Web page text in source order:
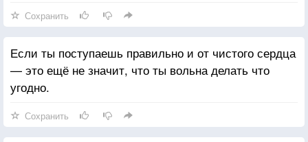
Сохранить
Если ты поступаешь правильно и от чистого сердца
— это ещё не значит, что ты вольна делать что
угодно.
Сохранить